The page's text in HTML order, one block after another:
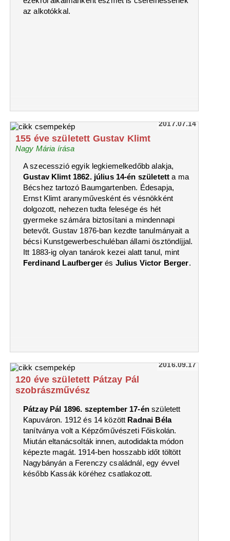
az alkotókkal.
2017.07.14
155 éve született Gustav Klimt
Nagy Mária írása
A szecesszió egyik legkiemelkedőbb alakja,
Gustav Klimt 1862. július 14-én született a ma
Bécshez tartozó Baumgartenben. Édesapja,
Ernst Klimt aranyművesként és vésnökként
dolgozott, nehezen tudta felesége és hét
gyermeke számára biztosítani a mindennapi
betevőt. Gustav 1876-ban kezdte tanulmányait a
bécsi Kunstgewerbeschuléban állami ösztöndíjjal.
Itt 1883-ig olyan tanárok kezei alatt tanul, mint
Ferdinand Laufbergerés Julius Victor Berger.
2016.09.17
120 éve született Pátzay Pál
szobrászművész
Pátzay Pál 1896. szeptember 17-énszületett
Kapuváron. 1912 és 14 között Radnai Béla
tanítványa volt a Képzőművészeti Főiskolán.
Miután eltanácsolták innen, autodidakta módon
képezte magát. 1914-ben hosszabb időt töltött
Nagybányán a Ferenczy családnál, egy évvel
később Kassák köréhez csatlakozott.